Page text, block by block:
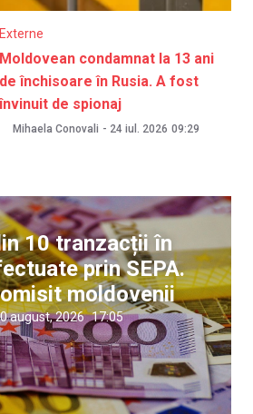
Externe
Moldovean condamnat la 13 ani
de închisoare în Rusia. A fost
învinuit de spionaj
Mihaela Conovali - 24 iul. 2026 09:29
10 tranzacții în
prin SEPA.
moldovenii
august, 2026 17:05